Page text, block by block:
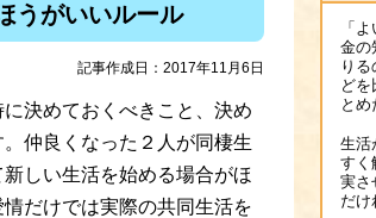
うがいいルール
記事作成日：2017年11月6日
決めておくべきこと、決め
仲良くなった２人が同棲生
しい生活を始める場合がほ
だけでは実際の共同生活を
「
金の
り
ど
とめ
生活
すく
実さ
だけ